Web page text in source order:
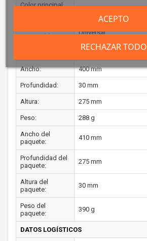
Color principal
Gris
compatible:
Universal
Ancho: 400 mm
Profundidad: 30 mm
Altura: 275 mm
Peso: 288 g
Ancho del
paquete:
410 mm
Profundidad del
paquete:
275 mm
Altura del
paquete:
30 mm
Peso del
paquete:
390 g
DATOS LOGÍSTICOS
RECHAZAR TODO
ACEPTO